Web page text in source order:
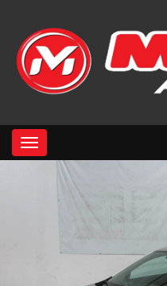
Toggle navigation